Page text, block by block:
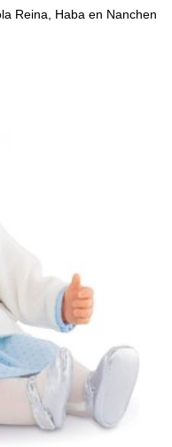
Reina, Haba en Nanchen